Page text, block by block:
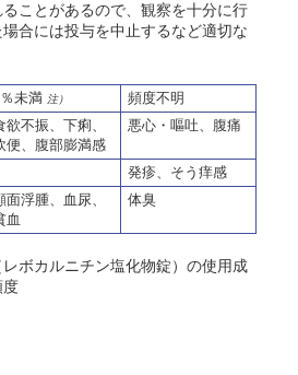
ことがあるので、観察を十分に行
合には投与を中止するなど適切な
未満 注）
頻度不明
欲不振、下痢、
便、腹部膨満感
悪心・嘔吐、腹痛
発疹、そう痒感
面浮腫、血尿、
血
体臭
ボカルニチン塩化物錠）の使用成
度